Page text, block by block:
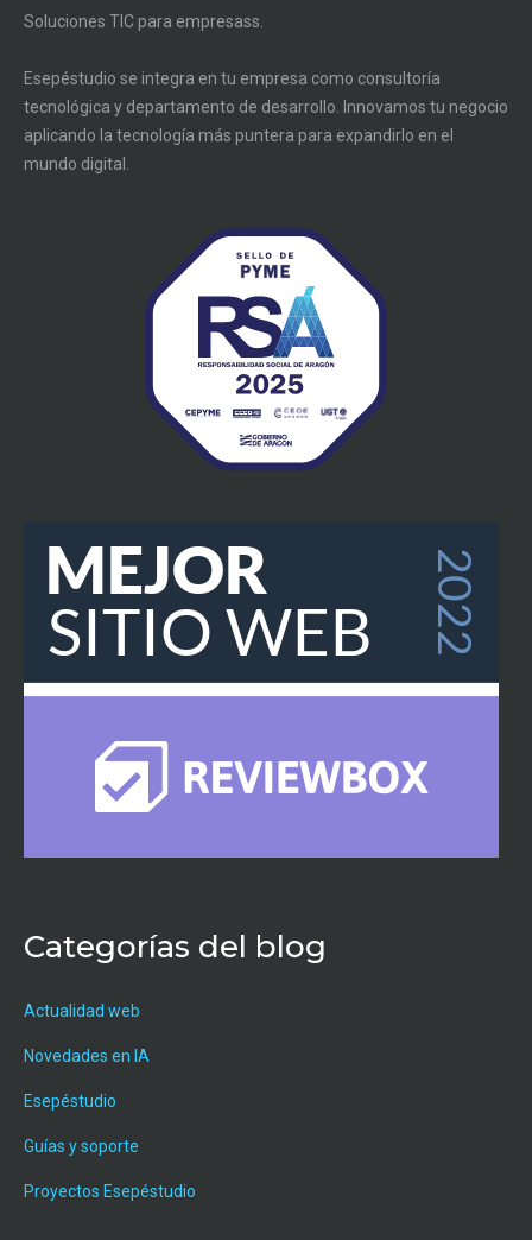
Soluciones TIC para empresass.
Esepéstudio se integra en tu empresa como consultoría
tecnológica y departamento de desarrollo. Innovamos tu negocio
aplicando la tecnología más puntera para expandirlo en el
mundo digital.
Categorías del blog
Actualidad web
Novedades en IA
Esepéstudio
Guías y soporte
Proyectos Esepéstudio